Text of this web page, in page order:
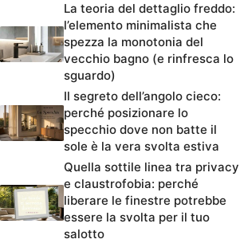
La teoria del dettaglio freddo:
l’elemento minimalista che
spezza la monotonia del
vecchio bagno (e rinfresca lo
sguardo)
Il segreto dell’angolo cieco:
perché posizionare lo
specchio dove non batte il
sole è la vera svolta estiva
Quella sottile linea tra privacy
e claustrofobia: perché
liberare le finestre potrebbe
essere la svolta per il tuo
salotto